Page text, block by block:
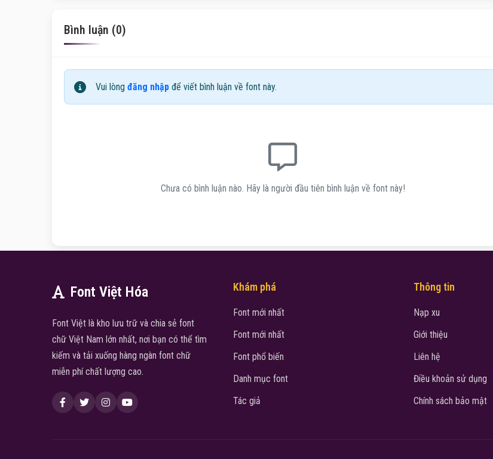
Bình luận (0)
Vui lòng đăng nhập để viết bình luận về font này.
Chưa có bình luận nào. Hãy là người đầu tiên bình luận về font này!
Font Việt Hóa
Font Việt là kho lưu trữ và chia sẻ font
chữ Việt Nam lớn nhất, nơi bạn có thể tìm
kiếm và tải xuống hàng ngàn font chữ
miễn phí chất lượng cao.
Khám phá
Font mới nhất
Font mới nhất
Font phổ biến
Danh mục font
Tác giả
Thông tin
Nạp xu
Giới thiệu
Liên hệ
Điều khoản sử dụng
Chính sách bảo mật